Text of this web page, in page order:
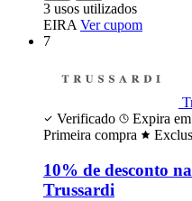
3 usos utilizados
EIRA Ver cupom
7
Verificado
Expira
Primeira compra
10% de desconto
Trussardi